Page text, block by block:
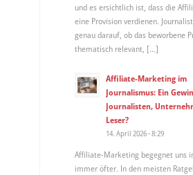
und es ersichtlich ist, dass die
eine Provision verdienen.
genau darauf, ob das beworbene
thematisch relevant, […]
Affiliate-Marketing im
Journalismus: Ein
Journalisten,
Leser?
14. April 2026 - 8:29
Affiliate-Marketing begegnet uns
immer öfter. In den meisten